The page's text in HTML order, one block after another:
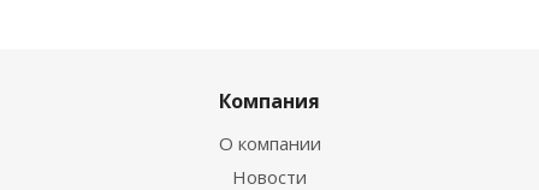
Компания
О компании
Новости